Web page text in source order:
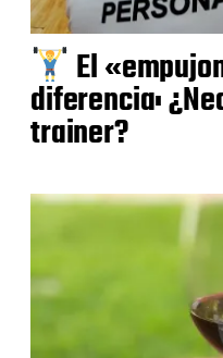
El
diferencia:
trainer?